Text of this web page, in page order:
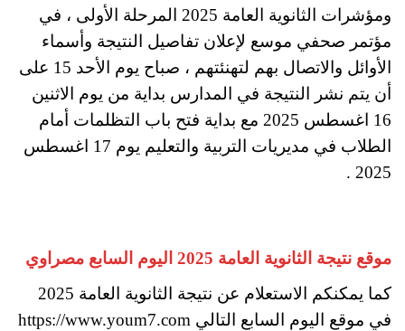
ومؤشرات الثانوية العامة 2025 المرحلة الأولى ، في
مؤتمر صحفي موسع لإعلان تفاصيل النتيجة وأسماء
الأوائل والاتصال بهم لتهنئتهم ، صباح يوم الأحد 15 على
أن يتم نشر النتيجة في المدارس بداية من يوم الاثنين
16 اغسطس 2025 مع بداية فتح باب التظلمات أمام
الطلاب في مديريات التربية والتعليم يوم 17 اغسطس
2025 .
موقع نتيجة الثانوية العامة 2025 اليوم السابع مصراوي
كما يمكنكم الاستعلام عن نتيجة الثانوية العامة 2025
في موقع اليوم السابع التالي https://www.youm7.com